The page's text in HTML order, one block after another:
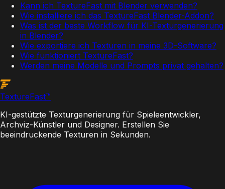
Kann ich TextureFast mit Blender verwenden?
Wie installiere ich das TextureFast Blender-Addon?
Was ist der beste Workflow für KI-Texturgenerierung
in Blender?
Wie exportiere ich Texturen in meine 3D-Software?
Wie funktioniert TextureFast?
Werden meine Modelle und Prompts privat gehalten?
TextureFast™
KI-gestützte Texturgenerierung für Spieleentwickler,
Archviz-Künstler und Designer. Erstellen Sie
beeindruckende Texturen in Sekunden.